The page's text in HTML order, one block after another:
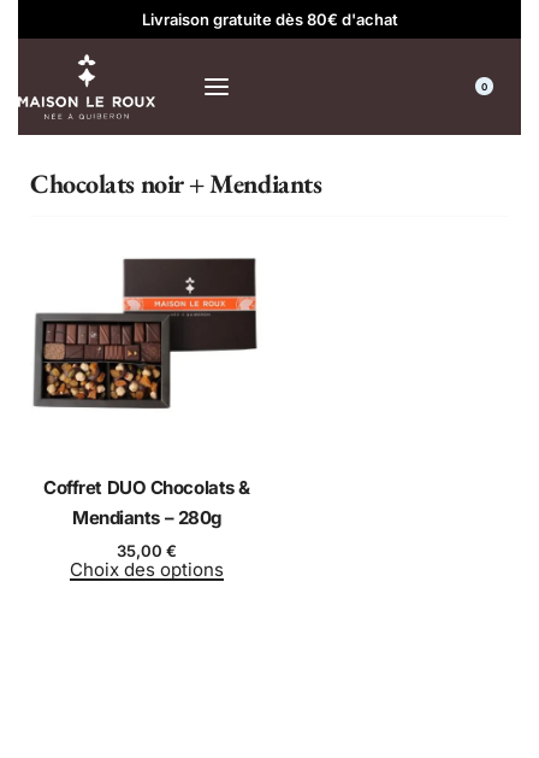
Livraison gratuite dès 80€ d'achat
0
Chocolats noir + Mendiants
Coffret DUO Chocolats &
Mendiants – 280g
35,00 €
Choix des options